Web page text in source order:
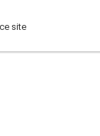
site